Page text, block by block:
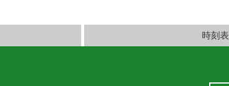
時刻表